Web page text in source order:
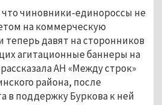
чиновники-единороссы не
на коммерческую
давят на сторонников
агитационные баннеры на
АН «Между строк»
района, после
в поддержку Буркова к ней